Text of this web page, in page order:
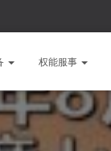
权能服事